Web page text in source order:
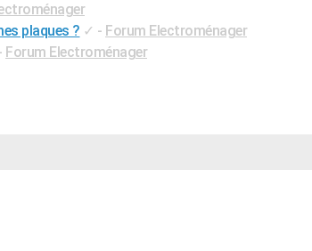
plaques ? ✓ - Forum Electroménager
Forum Electroménager